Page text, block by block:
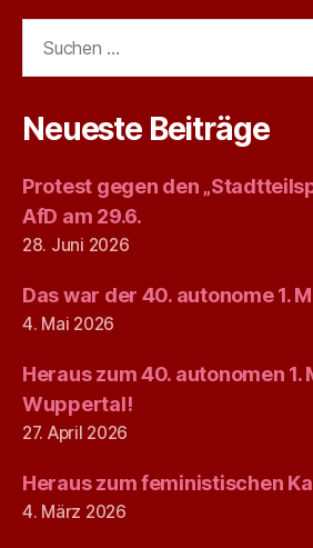
nach:
Neueste Beiträge
Protest gegen den
AfD am 29.6.
28. Juni 2026
Das war der 40. autonome 1.
4. Mai 2026
Heraus zum 40. autonomen 1.
Wuppertal!
27. April 2026
Heraus zum feministischen
4. März 2026